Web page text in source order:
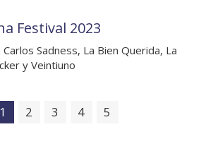
Festival 2023
Sadness, La Bien Querida, La
y Veintiuno
1 2 3 4 5